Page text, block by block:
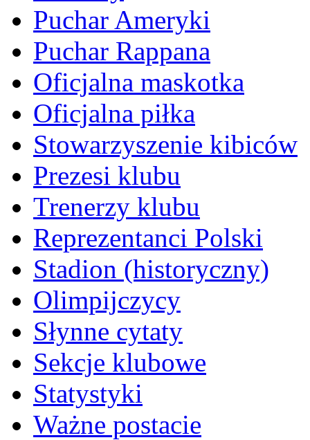
Puchar Ameryki
Puchar Rappana
Oficjalna maskotka
Oficjalna piłka
Stowarzyszenie kibiców
Prezesi klubu
Trenerzy klubu
Reprezentanci Polski
Stadion (historyczny)
Olimpijczycy
Słynne cytaty
Sekcje klubowe
Statystyki
Ważne postacie